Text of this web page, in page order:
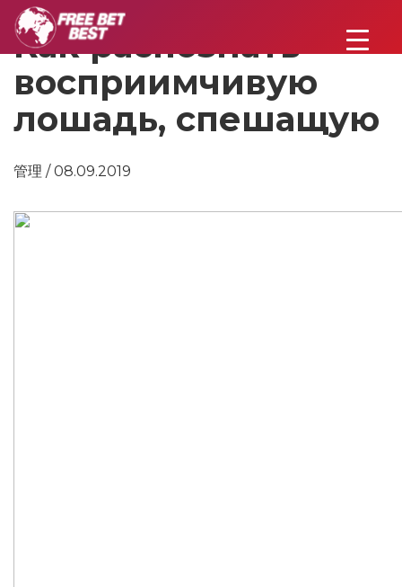
Как распознать
восприимчивую
лошадь, спешащую
管理 / 08.09.2019